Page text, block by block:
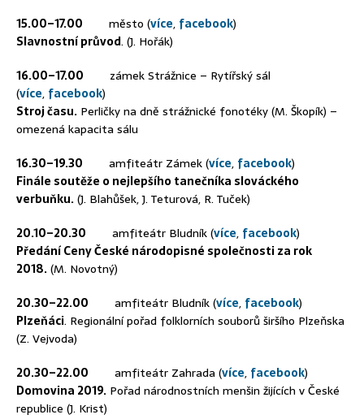
15.00–17.00 město (více, facebook)
Slavnostní průvod. (J. Hořák)
16.00–17.00 zámek Strážnice – Rytířský sál
(více, facebook)
Stroj času. Perličky na dně strážnické fonotéky (M. Škopík) –
omezená kapacita sálu
16.30–19.30 amfiteátr Zámek (více, facebook)
Finále soutěže o nejlepšího tanečníka slováckého
verbuňku.(J. Blahůšek, J. Teturová, R. Tuček)
20.10–20.30 amfiteátr Bludník (více, facebook)
Předání Ceny České národopisné společnosti za rok
2018.(M. Novotný)
20.30–22.00 amfiteátr Bludník (více, facebook)
Plzeňáci. Regionální pořad folklorních souborů širšího Plzeňska
(Z. Vejvoda)
20.30–22.00 amfiteátr Zahrada (více, facebook)
Domovina 2019. Pořad národnostních menšin žijících v České
republice (J. Krist)